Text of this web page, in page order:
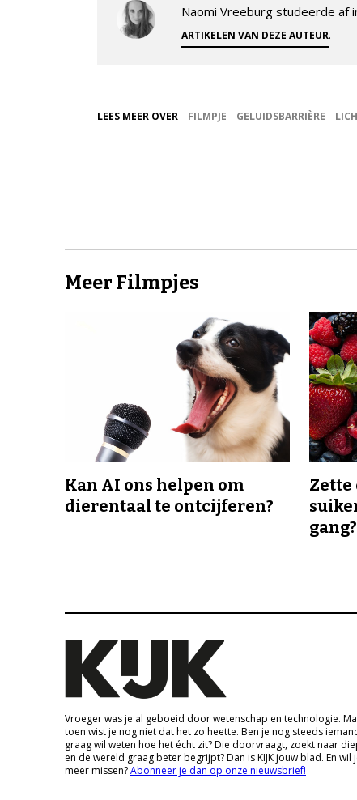
Naomi Vreeburg studeerde af
ARTIKELEN VAN DEZE AUTEUR.
LEES MEER OVER FILMPJE GELUIDSBARRIÈRE
Meer Filmpjes
Kan AI ons helpen om
dierentaal te ontcijferen?
Zette
gang?
Vroeger was je al geboeid door wetenschap en technologie.
toen wist je nog niet dat het zo heette. Ben je nog steeds
graag wil weten hoe het écht zit? Die doorvraagt, zoekt naar
en de wereld graag beter begrijpt? Dan is KIJK jouw blad. En wil
meer missen?Abonneer je dan op onze nieuwsbrief!